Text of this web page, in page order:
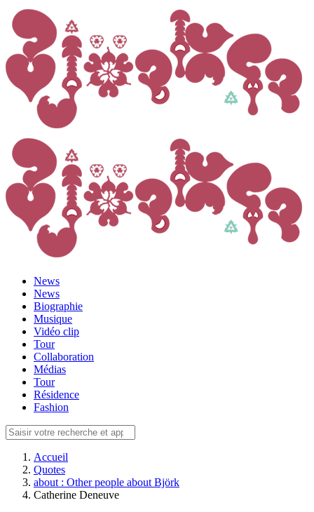
News
News
Biographie
Musique
Vidéo clip
Tour
Collaboration
Médias
Tour
Résidence
Fashion
Accueil
Quotes
about : Other people about Björk
Catherine Deneuve